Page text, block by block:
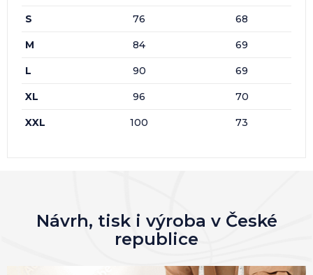
S 76 68
M 84 69
L 90 69
XL 96 70
XXL 100 73
Návrh, tisk i výroba v České
republice